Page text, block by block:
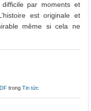
par moments et
est originale et
même si cela ne
trong Tin tức